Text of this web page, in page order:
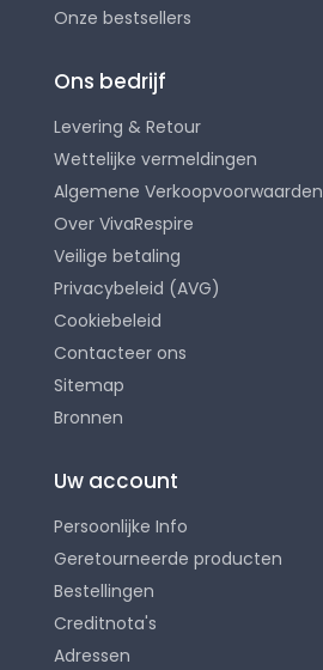
Onze bestsellers
Ons bedrijf
Levering & Retour
Wettelijke vermeldingen
Algemene Verkoopvoorwaarden
Over VivaRespire
Veilige betaling
Privacybeleid (AVG)
Cookiebeleid
Contacteer ons
Sitemap
Bronnen
Uw account
Persoonlijke Info
Geretourneerde producten
Bestellingen
Creditnota's
Adressen